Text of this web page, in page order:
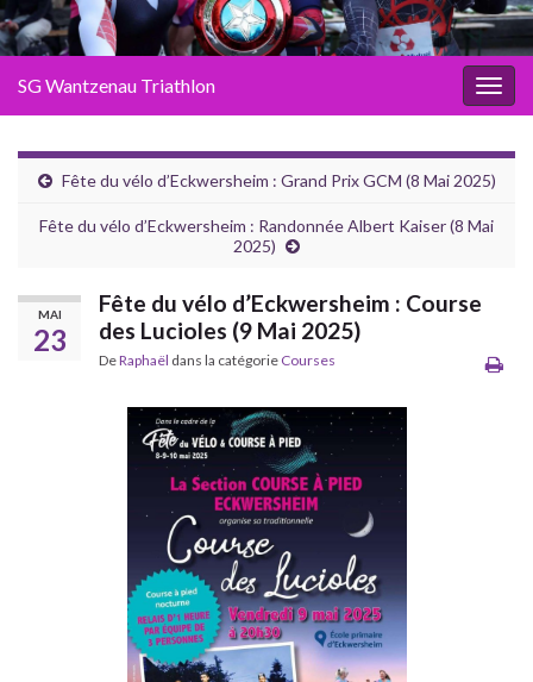
SG Wantzenau Triathlon
Fête du vélo d’Eckwersheim : Grand Prix GCM (8 Mai 2025)
Fête du vélo d’Eckwersheim : Randonnée Albert Kaiser (8 Mai
2025)
MAI
23
Fête du vélo d’Eckwersheim : Course
des Lucioles (9 Mai 2025)
DeRaphaël dans la catégorie Courses